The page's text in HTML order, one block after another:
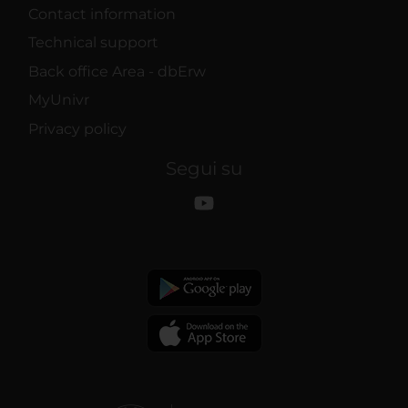
Contact information
Technical support
Back office Area - dbErw
MyUnivr
Privacy policy
Segui su